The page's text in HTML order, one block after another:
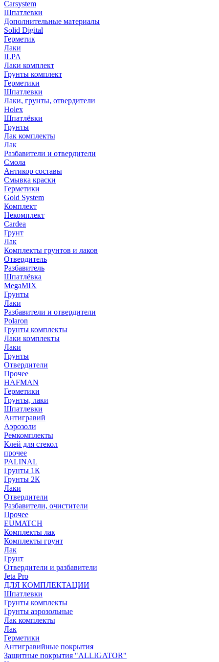
Carsystem
Шпатлевки
Дополнительные материалы
Solid Digital
Герметик
Лаки
ILPA
Лаки комплект
Грунты комплект
Герметики
Шпатлевки
Лаки, грунты, отвердители
Holex
Шпатлёвки
Грунты
Лак комплекты
Лак
Разбавители и отвердители
Смола
Антикор составы
Смывка краски
Герметики
Gold System
Комплект
Некомплект
Cardea
Грунт
Лак
Комплекты грунтов и лаков
Отвердитель
Разбавитель
Шпатлёвка
MegaMIX
Грунты
Лаки
Разбавители и отвердители
Polaron
Грунты комплекты
Лаки комплекты
Лаки
Грунты
Отвердители
Прочее
HAFMAN
Герметики
Грунты, лаки
Шпатлевки
Антигравий
Аэрозоли
Ремкомплекты
Клей для стекол
прочее
PALINAL
Грунты 1К
Грунты 2К
Лаки
Отвердители
Разбавители, очистители
Прочее
EUMATCH
Комплекты лак
Комплекты грунт
Лак
Грунт
Отвердители и разбавители
Jeta Pro
ДЛЯ КОМПЛЕКТАЦИИ
Шпатлевки
Грунты комплекты
Грунты аэрозольные
Лак комплекты
Лак
Герметики
Антигравийные покрытия
Защитные покрытия "ALLIGATOR"